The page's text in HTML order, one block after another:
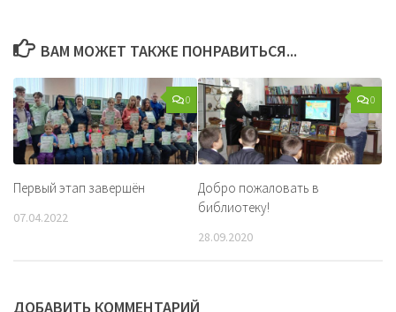
ВАМ МОЖЕТ ТАКЖЕ ПОНРАВИТЬСЯ...
0
Первый этап завершён
07.04.2022
0
Добро пожаловать в
библиотеку!
28.09.2020
ДОБАВИТЬ КОММЕНТАРИЙ